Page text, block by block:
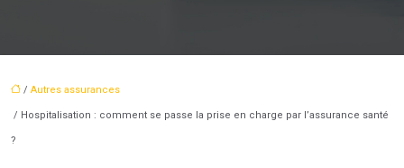
/ Autres assurances
/ Hospitalisation : comment se passe la prise en charge par l’assurance santé
?